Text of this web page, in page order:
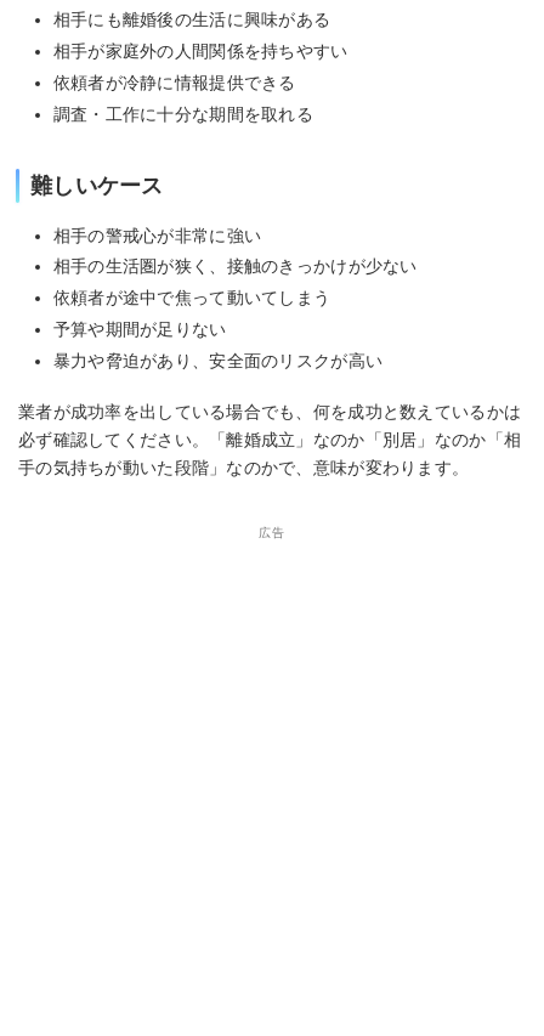
相手にも離婚後の生活に興味がある
相手が家庭外の人間関係を持ちやすい
依頼者が冷静に情報提供できる
調査・工作に十分な期間を取れる
難しいケース
相手の警戒心が非常に強い
相手の生活圏が狭く、接触のきっかけが少ない
依頼者が途中で焦って動いてしまう
予算や期間が足りない
暴力や脅迫があり、安全面のリスクが高い
業者が成功率を出している場合でも、何を成功と数えているかは
必ず確認してください。「離婚成立」なのか「別居」なのか「相
手の気持ちが動いた段階」なのかで、意味が変わります。
広告